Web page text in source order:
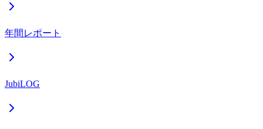
年間レポート
JubiLOG